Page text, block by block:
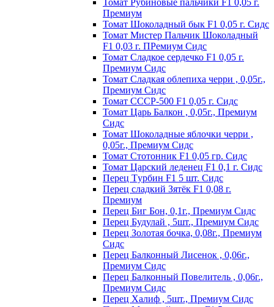
Томат Рyбинoвыe пaльчики F1 0,05 г.
Пpeмиyм
Томат Шоколадный бык F1 0,05 г. Сидс
Томат Мистер Пальчик Шоколадный
F1 0,03 г. ПРемиум Сидс
Томат Сладкое сердечко F1 0,05 г.
Премиум Сидс
Томат Сладкая облепиха черри , 0,05г.,
Премиум Сидс
Томат СССР-500 F1 0,05 г. Сидс
Томат Царь Балкон , 0,05г., Премиум
Сидс
Томат Шоколадные яблочки черри ,
0,05г., Премиум Сидс
Томат Стотонник F1 0,05 гр. Сидс
Томат Царский леденец F1 0,1 г. Сидс
Перец Tурбин F1 5 шт. Сидс
Перец сладкий Зятёк F1 0,08 г.
Премиум
Перец Биг Бон, 0,1г., Премиум Сидс
Перец Будулай , 5шт., Премиум Сидс
Перец Золотая бочка, 0,08г., Премиум
Сидс
Перец Балконный Лисенок , 0,06г.,
Премиум Сидс
Перец Балконный Повелитель , 0,06г.,
Премиум Сидс
Перец Халиф , 5шт., Премиум Сидс